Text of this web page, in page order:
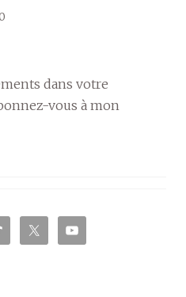
dans votre
vous à mon